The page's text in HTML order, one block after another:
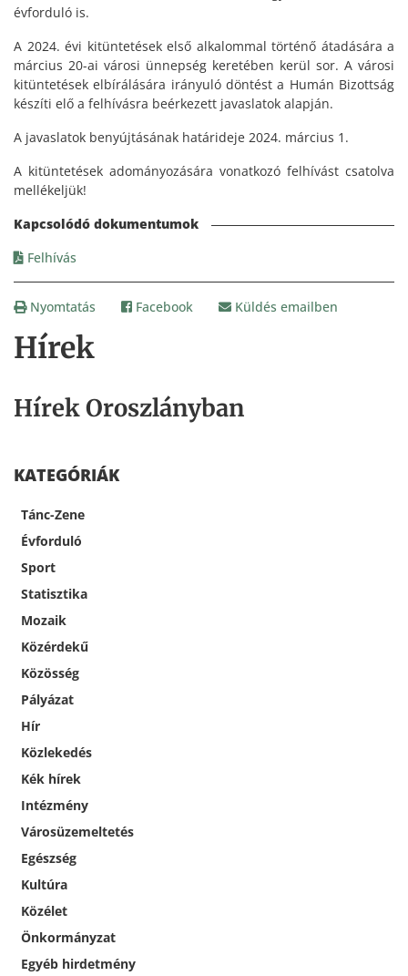
Hírek
Hírek Oroszlányban
KATEGÓRIÁK
Tánc-Zene
Évforduló
Sport
Statisztika
Mozaik
Közérdekű
Közösség
Pályázat
Hír
Közlekedés
Kék hírek
Intézmény
Városüzemeltetés
Egészség
Kultúra
Közélet
Önkormányzat
Egyéb hirdetmény
évforduló is.
A 2024. évi kitüntetések első alkalommal történő átadására a
március 20-ai városi ünnepség keretében kerül sor. A városi
kitüntetések elbírálására irányuló döntést a Humán Bizottság
készíti elő a felhívásra beérkezett javaslatok alapján.
A javaslatok benyújtásának határideje 2024. március 1.
A kitüntetések adományozására vonatkozó felhívást csatolva
mellékeljük!
Felhívás
Nyomtatás Facebook Küldés emailben